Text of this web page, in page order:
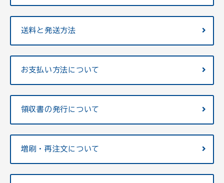
送料と発送方法
お支払い方法について
領収書の発行について
増刷・再注文について